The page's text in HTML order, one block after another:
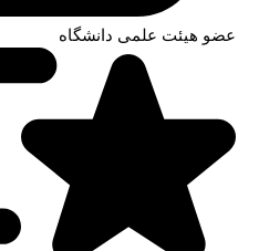
عضو هیئت علمی دانشگاه